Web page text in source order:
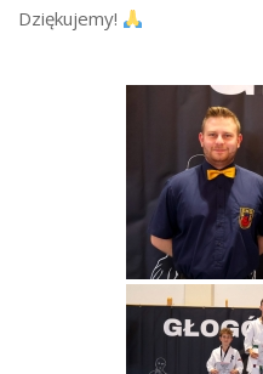
Dziękujemy!